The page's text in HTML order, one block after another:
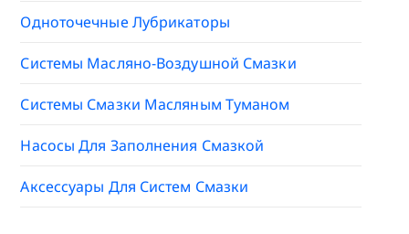
Одноточечные Лубрикаторы
Системы Масляно-Воздушной Смазки
Системы Смазки Масляным Туманом
Насосы Для Заполнения Смазкой
Аксессуары Для Систем Смазки